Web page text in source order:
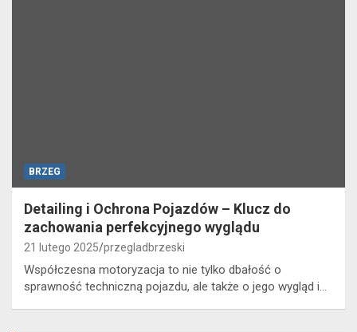
BRZEG
Detailing i Ochrona Pojazdów – Klucz do
zachowania perfekcyjnego wyglądu
21 lutego 2025 przegladbrzeski
Współczesna motoryzacja to nie tylko dbałość o
sprawność techniczną pojazdu, ale także o jego wygląd i…